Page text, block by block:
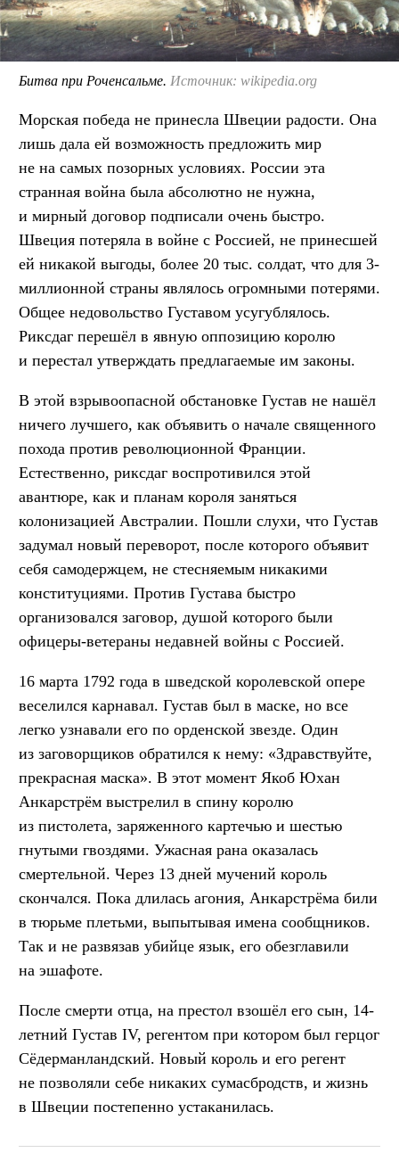
Битва при Роченсальме. Источник: wikipedia.org
Морская победа не принесла Швеции радости. Она
лишь дала ей возможность предложить мир
не на самых позорных условиях. России эта
странная война была абсолютно не нужна,
и мирный договор подписали очень быстро.
Швеция потеряла в войне с Россией, не принесшей
ей никакой выгоды, более 20 тыс. солдат, что для 3-
миллионной страны являлось огромными потерями.
Общее недовольство Густавом усугублялось.
Риксдаг перешёл в явную оппозицию королю
и перестал утверждать предлагаемые им законы.
В этой взрывоопасной обстановке Густав не нашёл
ничего лучшего, как объявить о начале священного
похода против революционной Франции.
Естественно, риксдаг воспротивился этой
авантюре, как и планам короля заняться
колонизацией Австралии. Пошли слухи, что Густав
задумал новый переворот, после которого объявит
себя самодержцем, не стесняемым никакими
конституциями. Против Густава быстро
организовался заговор, душой которого были
офицеры-ветераны недавней войны с Россией.
16 марта 1792 года в шведской королевской опере
веселился карнавал. Густав был в маске, но все
легко узнавали его по орденской звезде. Один
из заговорщиков обратился к нему: «Здравствуйте,
прекрасная маска». В этот момент Якоб Юхан
Анкарстрём выстрелил в спину королю
из пистолета, заряженного картечью и шестью
гнутыми гвоздями. Ужасная рана оказалась
смертельной. Через 13 дней мучений король
скончался. Пока длилась агония, Анкарстрёма били
в тюрьме плетьми, выпытывая имена сообщников.
Так и не развязав убийце язык, его обезглавили
на эшафоте.
После смерти отца, на престол взошёл его сын, 14-
летний Густав IV, регентом при котором был герцог
Сёдерманландский. Новый король и его регент
не позволяли себе никаких сумасбродств, и жизнь
в Швеции постепенно устаканилась.